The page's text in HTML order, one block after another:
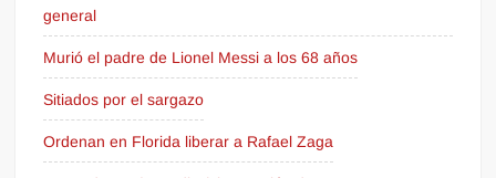
general
Murió el padre de Lionel Messi a los 68 años
Sitiados por el sargazo
Ordenan en Florida liberar a Rafael Zaga